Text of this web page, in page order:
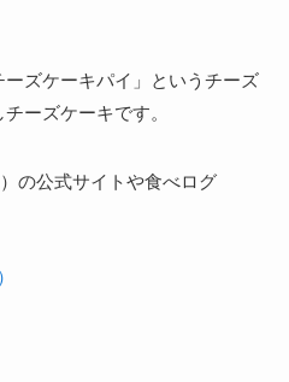
ズケーキパイ」というチーズ
ーズケーキです。
の公式サイトや食べログ